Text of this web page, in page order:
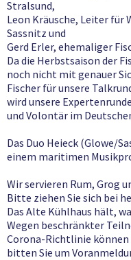
Stralsund,
Leon Kräusche, Leiter für
Sassnitz und
Gerd Erler, ehemaliger
Da die Herbstsaison der
noch nicht mit genauer
Fischer für unsere
wird unsere
und Volontär im
Das Duo Heieck (Glowe/
einem maritimen
Wir servieren Rum, Grog
Bitte ziehen Sie sich bei
Das Alte Kühlhaus hält,
Wegen beschränkter
Corona-Richtlinie
bitten Sie um